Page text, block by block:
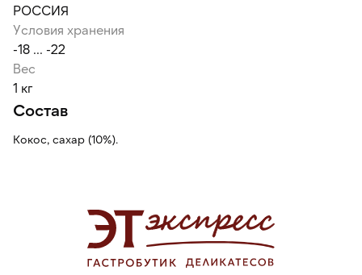
РОССИЯ
Условия хранения
-18 ... -22
Вес
1 кг
Состав
Кокос, сахар (10%).